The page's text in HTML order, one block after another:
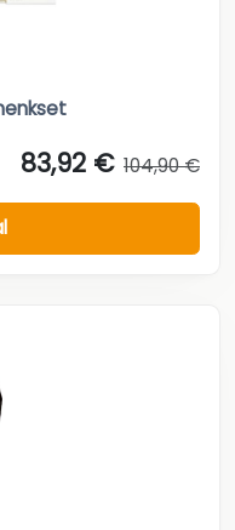
83,92 € 104,90 €